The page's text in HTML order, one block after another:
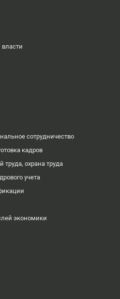
сотрудничество
кадров
труда, охрана труда
учета
экономики